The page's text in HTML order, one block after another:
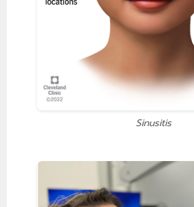
Sinusitis